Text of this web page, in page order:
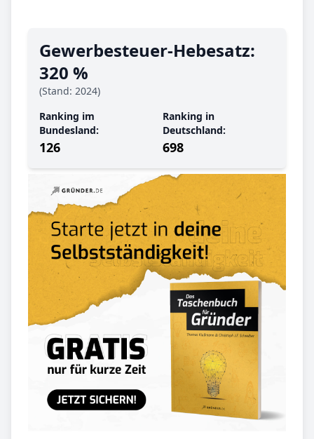
Gewerbe­steuer-Hebe­satz:
320 %
(Stand: 2024)
Ranking im
Bundesland:
126
Ranking in
Deutschland:
698